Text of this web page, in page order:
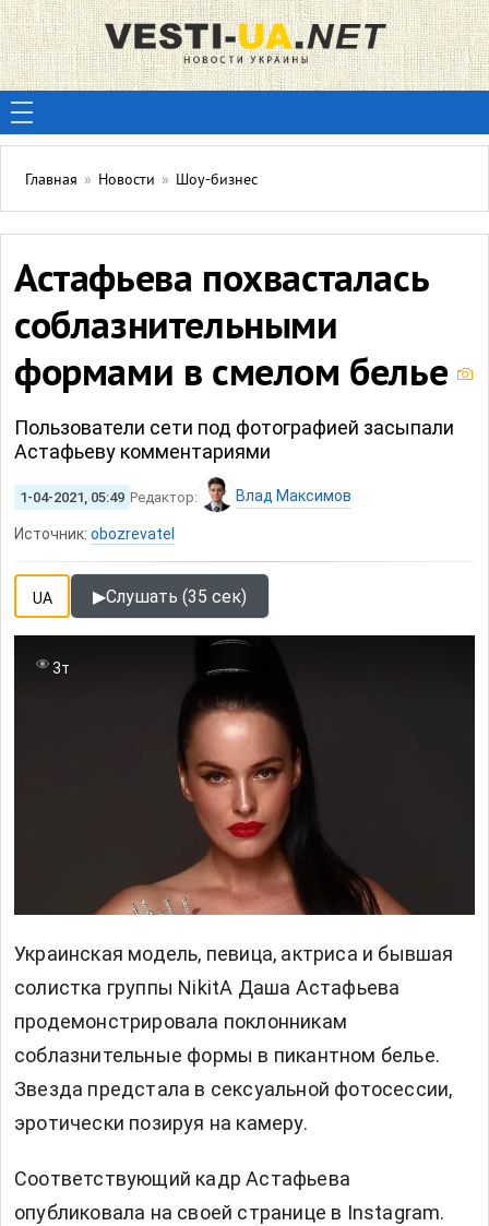
Главная » Новости » Шоу-бизнес
Астафьева похвасталась
соблазнительными
формами в смелом белье
Пользователи сети под фотографией засыпали
Астафьеву комментариями
1-04-2021, 05:49 Редактор: Влад Максимов
Источник: obozrevatel
UA ▶Слушать (35 сек)
3т
Украинская модель, певица, актриса и бывшая
солистка группы NikitA Даша Астафьева
продемонстрировала поклонникам
соблазнительные формы в пикантном белье.
Звезда предстала в сексуальной фотосессии,
эротически позируя на камеру.
Соответствующий кадр Астафьева
опубликовала на своей странице в Instagram.